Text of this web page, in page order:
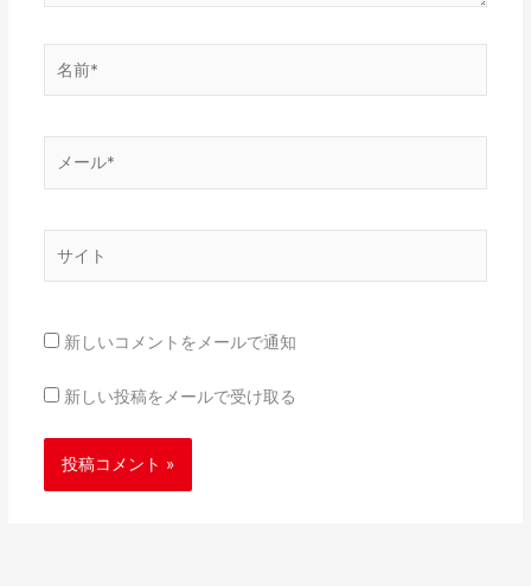
ー
*
新しいコメントをメールで通知
新しい投稿をメールで受け取る